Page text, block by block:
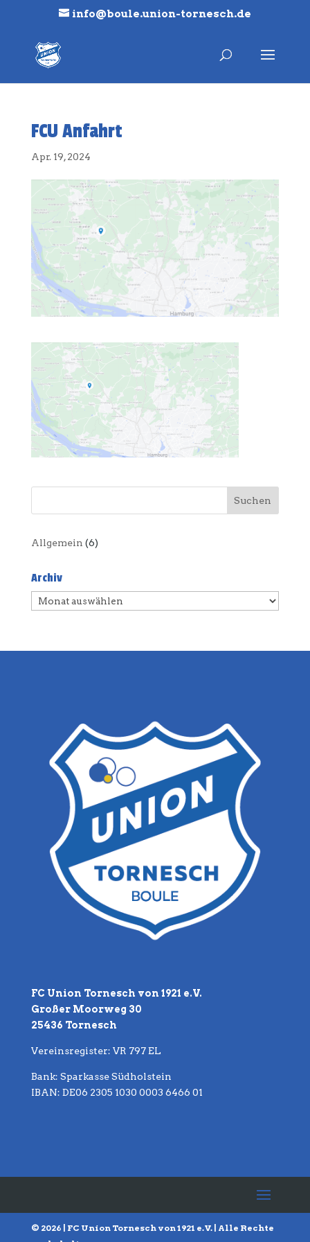
info@boule.union-tornesch.de
FCU Anfahrt
Apr. 19, 2024
Allgemein (6)
Archiv
Archiv
FC Union Tornesch von 1921 e.V.
Großer Moorweg 30
25436 Tornesch
Vereinsregister: VR 797 EL
Bank: Sparkasse Südholstein
IBAN: DE06 2305 1030 0003 6466 01
© 2026 | FC Union Tornesch von 1921 e.V. | Alle Rechte